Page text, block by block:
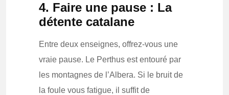
4. Faire une pause : La
détente catalane
Entre deux enseignes, offrez-vous une
vraie pause. Le Perthus est entouré par
les montagnes de l’Albera. Si le bruit de
la foule vous fatigue, il suffit de